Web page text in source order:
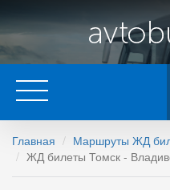
Главная
Маршруты ЖД
ЖД билеты Томск -